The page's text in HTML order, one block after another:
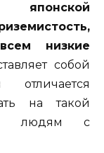
японской
низкие
собой
на такой
людям с